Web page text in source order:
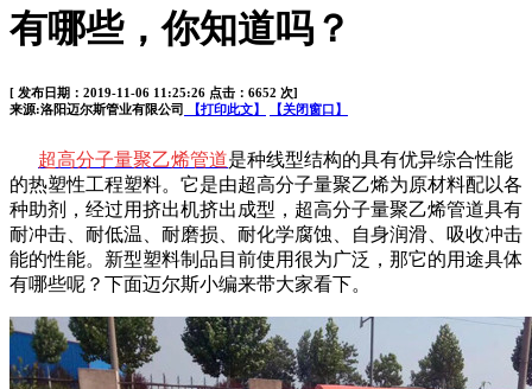
有哪些，你知道吗？
[ 发布日期：2019-11-06 11:25:26 点击：6652 次]
来源:洛阳迈尔斯管业有限公司
【打印此文】 【关闭窗口】
超高分子量聚乙烯管道是种线型结构的具有优异综合性能
的热塑性工程塑料。它是由超高分子量聚乙烯为原材料配以各
种助剂，经过用挤出机挤出成型，超高分子量聚乙烯管道具有
耐冲击、耐低温、耐磨损、耐化学腐蚀、自身润滑、吸收冲击
能的性能。新型塑料制品目前使用很为广泛，那它的用途具体
有哪些呢？下面迈尔斯小编来带大家看下。